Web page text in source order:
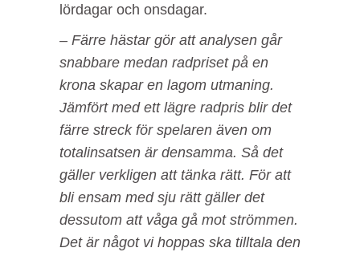
lördagar och onsdagar.
– Färre hästar gör att analysen går
snabbare medan radpriset på en
krona skapar en lagom utmaning.
Jämfört med ett lägre radpris blir det
färre streck för spelaren även om
totalinsatsen är densamma. Så det
gäller verkligen att tänka rätt. För att
bli ensam med sju rätt gäller det
dessutom att våga gå mot strömmen.
Det är något vi hoppas ska tilltala den